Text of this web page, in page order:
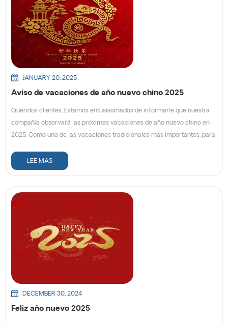
problema urgente, puede contactarnos a través de nuestro correo
electrónico como se indica a continuación: info@easypacktech.com . Le
pedimos disculpas por cualquier inconveniente que esto pueda
causarle y agradecemos su comprensión y cooperación. Continúe
confiando en nosotros. embalar es nuestra mayor motivación. Gracias
por elegirnos como su socio de confianza. Esperamos poder servirle
mejor a nuestro regreso. Equipo de E-pack
JANUARY 20, 2025
Aviso de vacaciones de año nuevo chino 2025
Queridos clientes, Estamos entusiasmados de informarle que nuestra
compañía observará las próximas vacaciones de año nuevo chino en
2025. Como una de las vacaciones tradicionales más importantes, para
festividades, nos ajustaremos nuestras operaciones durante este
período. Fechas de vacaciones : Las vacaciones de año nuevo chino
comerciales normales el 5 de febrero. Tenga en cuenta que durante
este tiempo, la producción y el envío pueden experimentar retrasos.
Nuestro servidor de correo electrónico permanecerá abierto durante
las vacaciones, si tiene algún problema urgente, puede contactarnos
por nuestro correo electrónico como golpe: info@easypacktech.com ¡Te
agradecemos por tu comprensión y te deseamos un nuevo y próspero
LEE MAS
DECEMBER 30, 2024
Feliz año nuevo 2025